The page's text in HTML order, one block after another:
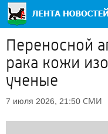
Переносной
рака кожи
ученые
7 июля 2026, 21:50 СМИ